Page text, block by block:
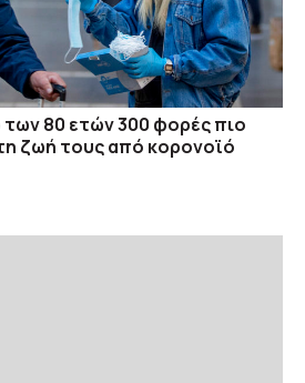
80 ετών 300 φορές πιο
ζωή τους από κορονοϊό